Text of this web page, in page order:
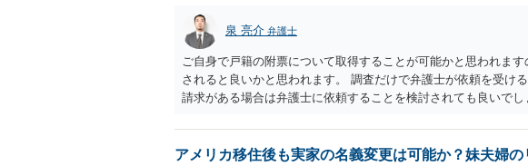
泉 亮介 弁護士
ご自身で戸籍の附票について取得することが可能かと思われま
されると良いかと思われます。 調査だけで弁護士が依頼を受け
請求がある場合は弁護士に依頼することを検討されても良いでし
アメリカ移住後も実家の名義変更は可能か？妹夫婦の